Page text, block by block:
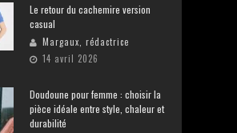
Le retour du cachemire version
casual
Margaux, rédactrice
14 avril 2026
Doudoune pour femme : choisir la
pièce idéale entre style, chaleur et
durabilité